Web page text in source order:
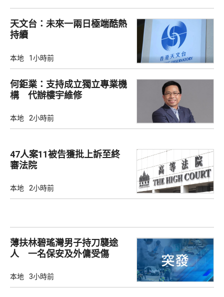
天文台：未來一兩日極端酷熱
持續
本地 1小時前
何鉅業：支持成立獨立專業機
構 代辦樓宇維修
本地 2小時前
47人案11被告獲批上訴至終
審法院
本地 2小時前
薄扶林碧瑤灣男子持刀襲途
人 一名保安及外傭受傷
本地 3小時前